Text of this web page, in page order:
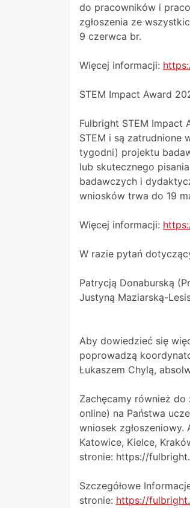
do pracowników i
zgłoszenia ze
9 czerwca br.
Więcej informacji:
STEM Impact Award
Fulbright STEM
STEM i są zatrudnione
tygodni) projektu
lub skutecznego
badawczych i
wniosków trwa do 19
Więcej informacji:
W razie pytań
Patrycją Donaburską
Justyną Maziarską-
Aby dowiedzieć się
poprowadzą
Łukaszem Chylą,
Zachęcamy również
online) na Państwa
wniosek zgłoszeniowy.
Katowice, Kielce,
stronie: https://
Szczegółowe
stronie: https://